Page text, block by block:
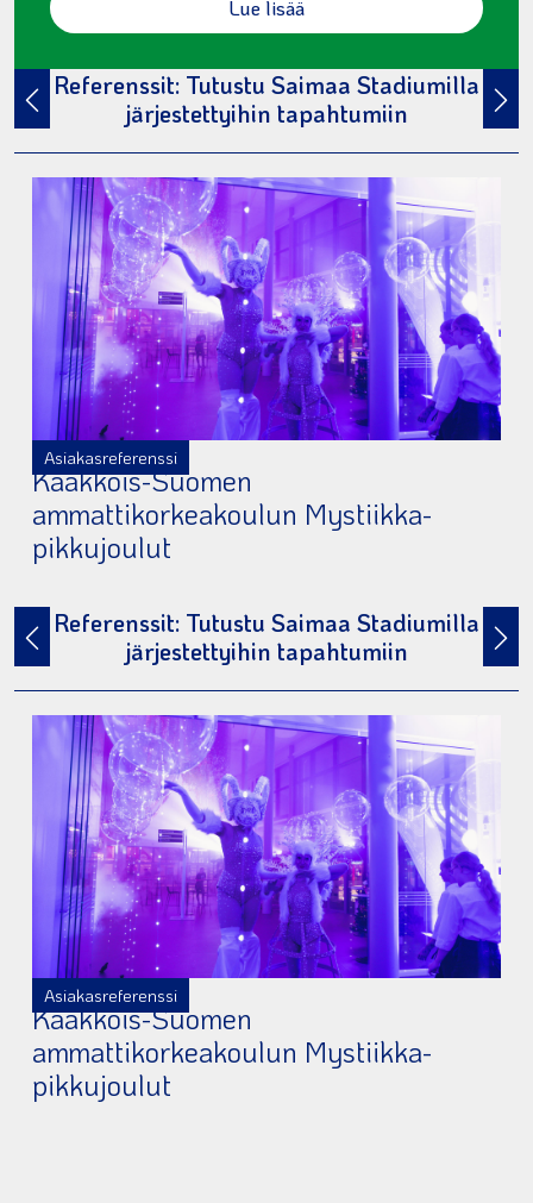
Lue lisää
Referenssit: Tutustu Saimaa Stadiumilla
järjestettyihin tapahtumiin
Asiakasreferenssi
Kaakkois-Suomen
ammattikorkeakoulun Mystiikka-
pikkujoulut
Referenssit: Tutustu Saimaa Stadiumilla
järjestettyihin tapahtumiin
Asiakasreferenssi
Kaakkois-Suomen
ammattikorkeakoulun Mystiikka-
pikkujoulut